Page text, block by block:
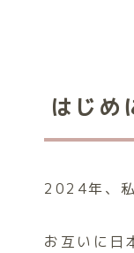
はじめ
2024年、
お互いに日